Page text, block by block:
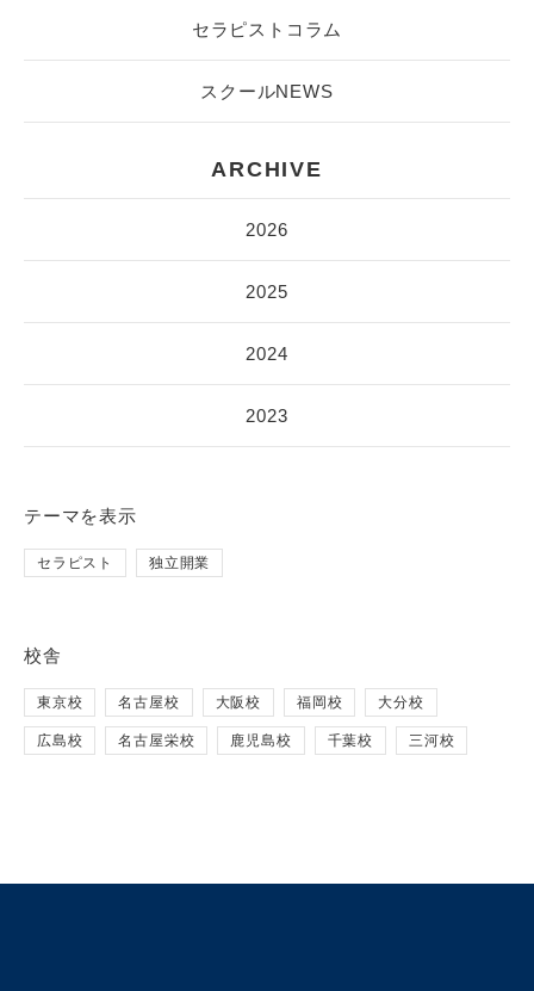
セラピストコラム
スクールNEWS
ARCHIVE
2026
2025
2024
2023
テーマを表示
セラピスト 独立開業
校舎
東京校 名古屋校 大阪校 福岡校 大分校
広島校 名古屋栄校 鹿児島校 千葉校 三河校